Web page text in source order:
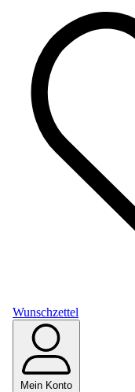
Wunschzettel
Mein Konto